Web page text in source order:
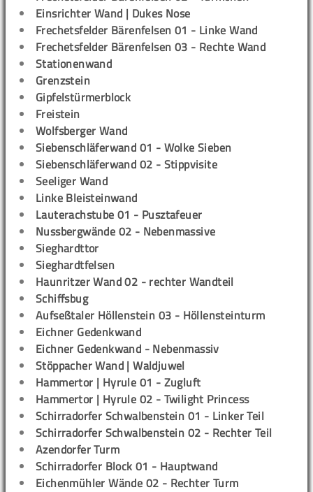
Einsrichter Wand | Dukes Nose
Frechetsfelder Bärenfelsen 01 - Linke Wand
Frechetsfelder Bärenfelsen 03 - Rechte Wand
Stationenwand
Grenzstein
Gipfelstürmerblock
Freistein
Wolfsberger Wand
Siebenschläferwand 01 - Wolke Sieben
Siebenschläferwand 02 - Stippvisite
Seeliger Wand
Linke Bleisteinwand
Lauterachstube 01 - Pusztafeuer
Nussbergwände 02 - Nebenmassive
Sieghardttor
Sieghardtfelsen
Haunritzer Wand 02 - rechter Wandteil
Schiffsbug
Aufseßtaler Höllenstein 03 - Höllensteinturm
Eichner Gedenkwand
Eichner Gedenkwand - Nebenmassiv
Stöppacher Wand | Waldjuwel
Hammertor | Hyrule 01 - Zugluft
Hammertor | Hyrule 02 - Twilight Princess
Schirradorfer Schwalbenstein 01 - Linker Teil
Schirradorfer Schwalbenstein 02 - Rechter Teil
Azendorfer Turm
Schirradorfer Block 01 - Hauptwand
Eichenmühler Wände 02 - Rechter Turm